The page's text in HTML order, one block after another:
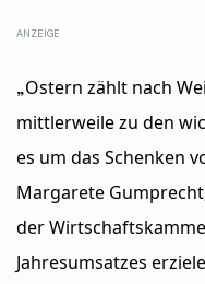
„Ostern zählt nach
mittlerweile zu den
es um das Schenken
Margarete
der
Jahresumsatzes